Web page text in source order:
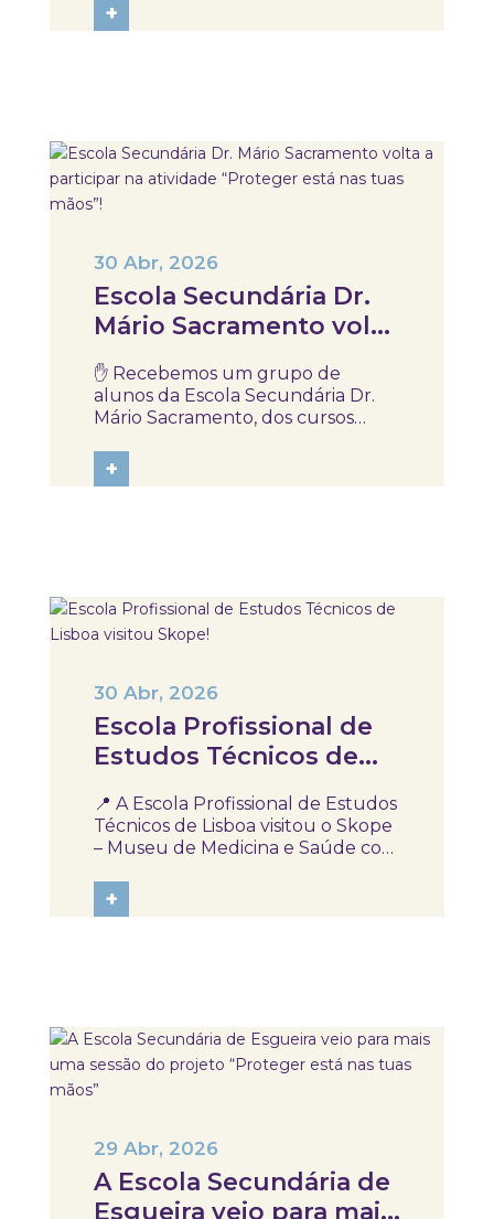
pessoas da cultura, da ciência e da
história. Partilhamos uma visão
+
Escola Secundária Dr.
Mário Sacramento volta
a participar na
atividade “Proteger
está nas tuas mãos”!
30 Abr, 2026
✋ Recebemos um grupo de
alunos da Escola Secundária Dr.
Mário Sacramento, dos cursos
Mecatrónica e Técnico de
Manutenção Industrial, para
+
Escola Profissional de
Estudos Técnicos de
30 Abr, 2026
📍 A Escola Profissional de Estudos
Técnicos de Lisboa visitou o Skope
– Museu de Medicina e Saúde com
Auxiliar de Saúde e Técnico
Auxiliar de Farmácia. Durante a
+
A Escola Secundária de
Esgueira veio para mais
29 Abr, 2026